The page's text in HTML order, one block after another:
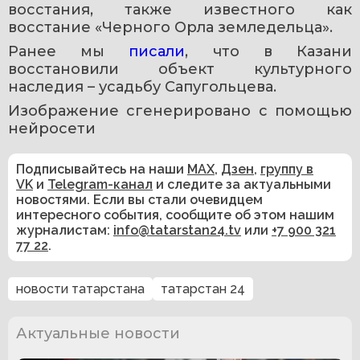
восстания, также известного как
восстание «Черного Орла земледельца».
Ранее мы писали, что в Казани
восстановили объект культурного
наследия – усадьбу Сапугольцева.
Изображение сгенерировано с помощью
нейросети
Подписывайтесь на наши MAX, Дзен, группу в
VK и Telegram-канал и следите за актуальными
новостями. Если вы стали очевидцем
интересного события, сообщите об этом нашим
журналистам: info@tatarstan24.tv или +7 900 321
77 22.
новости татарстана татарстан 24
Актуальные новости